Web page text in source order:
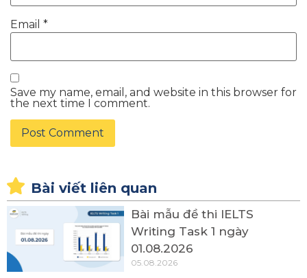
Email *
Save my name, email, and website in this browser for
the next time I comment.
Bài viết liên quan
Bài mẫu đề thi IELTS
Writing Task 1 ngày
01.08.2026
05.08.2026